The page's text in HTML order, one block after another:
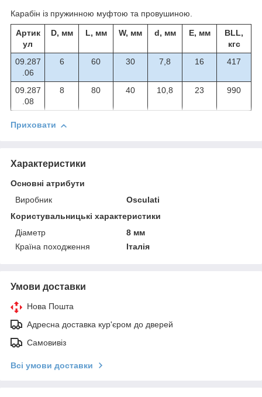
Карабін із пружинною муфтою та провушиною.
Артик
ул
D, мм L, мм W, мм d, мм E, мм
BLL,
кгс
09.287
.06
6 60 30 7,8 16 417
09.287
.08
8 80 40 10,8 23 990
Приховати
Характеристики
Основні атрибути
Виробник
Osculati
Користувальницькі характеристики
Діаметр
8 мм
Країна походження
Італія
Умови доставки
Нова Пошта
Адресна доставка кур'єром до дверей
Самовивіз
Всі умови доставки